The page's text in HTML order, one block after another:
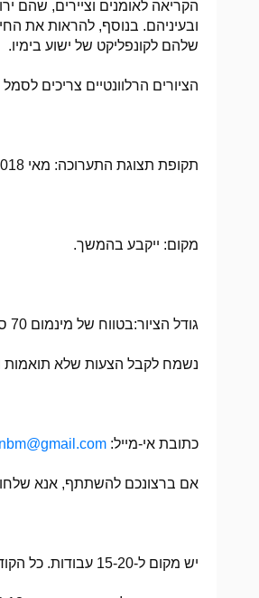
הקריאה לאומנים וציירים, שהם
ובעיניהם. בנוסף, להראות את
שלהם לקונפליקט של ישוע בימיו.
הציורים הרלוונטיים צריכים
תקופת תצוגת התערוכה: מאי 2018.
מקום: ייקבע בהמשך.
גודל הציור:בטווח של מינמום 70 ס"מ, מקסימום 120 ס"מ (ניתן להתגמש אם צריך)
נשמח לקבל הצעות שלא תואמות
כתובת אי-מייל:
אם ברצונכם להשתתף, אנא שלחו
יש מקום ל-15-20 עבודות. כל